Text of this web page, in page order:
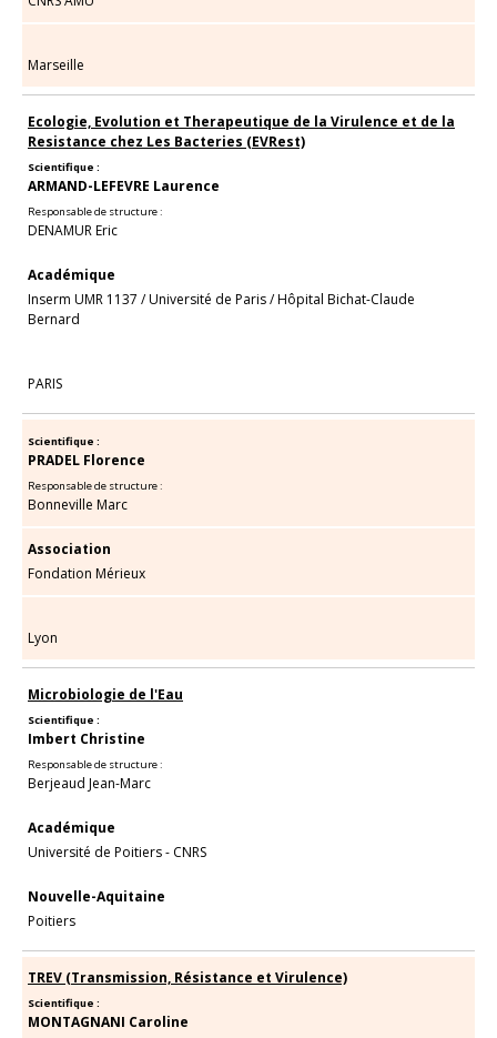
Marseille
Ecologie, Evolution et Therapeutique de la Virulence et de la
Resistance chez Les Bacteries (EVRest)
Scientifique :
ARMAND-LEFEVRE Laurence
Responsable de structure :
DENAMUR Eric
Académique
Inserm UMR 1137 /Université de Paris/Hôpital Bichat-Claude
Bernard
PARIS
Scientifique :
PRADEL Florence
Responsable de structure :
Bonneville Marc
Association
Fondation Mérieux
Lyon
Microbiologie de l'Eau
Scientifique :
Imbert Christine
Responsable de structure :
Berjeaud Jean-Marc
Académique
Université de Poitiers - CNRS
Nouvelle-Aquitaine
Poitiers
TREV (Transmission, Résistance et Virulence)
Scientifique :
MONTAGNANI Caroline